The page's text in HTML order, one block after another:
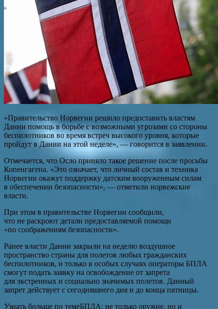
«Правительство Норвегии решило предоставить властям
Дании помощь в борьбе с возможными угрозами со стороны
беспилотников во время встреч высокого уровня, которые
пройдут в Дании на этой неделе», — говорится в заявлении.
Отмечается, что Осло приняло такое решение после просьбы
Копенгагена. «Это означает, что личный состав и техника
Норвегии окажут поддержку датским вооруженным силам
в обеспечении безопасности», — отметили норвежские
власти.
При этом в правительстве Норвегии сообщили,
что не раскроют детали предоставляемой помощи
«по соображениям безопасности».
Ранее власти Дании закрыли на неделю воздушное
пространство страны для полетов любых гражданских
беспилотников, и только в особых случаях операторы БПЛА
смогут подать заявку на освобождение от запрета
для экстренных и социально значимых полетов. Данный
запрет действует с сегодняшнего дня и до конца пятницы.
Узнать больше по темеБПЛА: не только оружие, но и